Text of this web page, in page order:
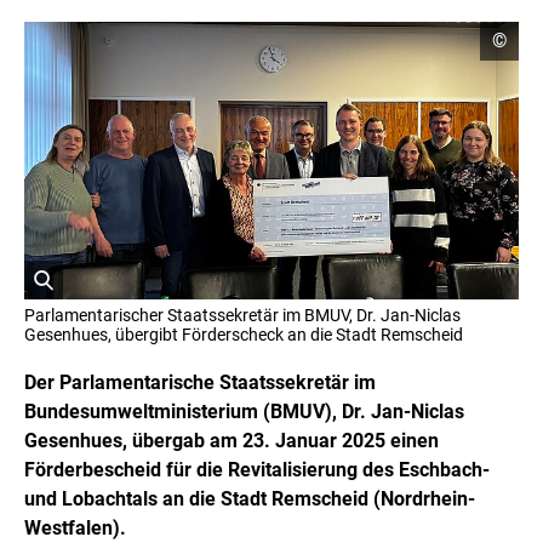
ö
f
n
e
t
B
i
l
d
i
C
o
y
i
g
h
t
I
f
o
©
Parlamentarischer Staatssekretär im BMUV, Dr. Jan-Niclas
Gesenhues, übergibt Förderscheck an die Stadt Remscheid
Der Parlamentarische Staatssekretär im
Bundesumweltministerium (BMUV), Dr. Jan-Niclas
Gesenhues, übergab am 23. Januar 2025 einen
Förderbescheid für die Revitalisierung des Eschbach-
und Lobachtals an die Stadt Remscheid (Nordrhein-
Westfalen).